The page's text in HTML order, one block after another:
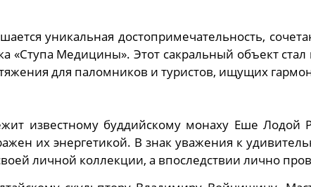
уникальная достопримечательность,
Медицины». Этот сакральный объект стал
для паломников и туристов, ищущих
известному буддийскому монаху Еше
их энергетикой. В знак уважения к
личной коллекции, а впоследствии лично